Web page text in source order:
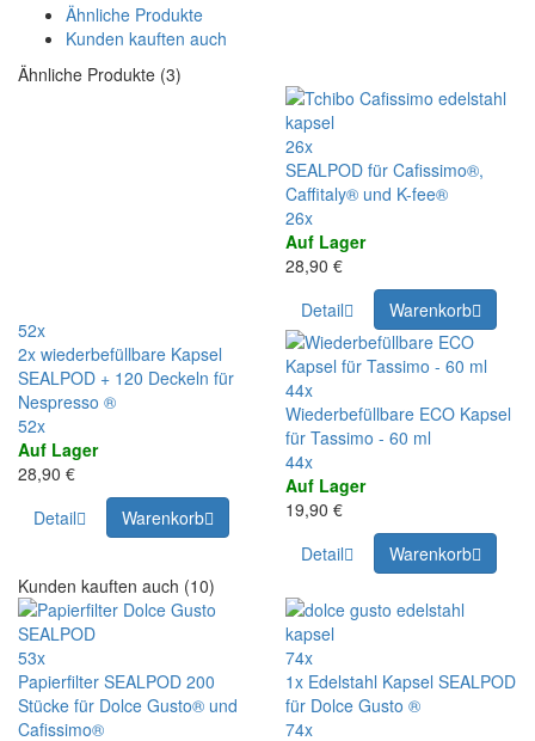
Ähnliche Produkte
Kunden kauften auch
Ähnliche Produkte (3)
52x
2x wiederbefüllbare Kapsel
SEALPOD + 120 Deckeln für
Nespresso ®
52x
Auf Lager
28,90 €
Detail
Warenkorb
26x
SEALPOD für Cafissimo®,
Caffitaly® und K-fee®
26x
Auf Lager
28,90 €
Detail
Warenkorb
44x
Wiederbefüllbare ECO Kapsel
für Tassimo - 60 ml
44x
Auf Lager
19,90 €
Detail
Warenkorb
Kunden kauften auch (10)
53x
Papierfilter SEALPOD 200
Stücke für Dolce Gusto® und
Cafissimo®
74x
1x Edelstahl Kapsel SEALPOD
für Dolce Gusto ®
74x